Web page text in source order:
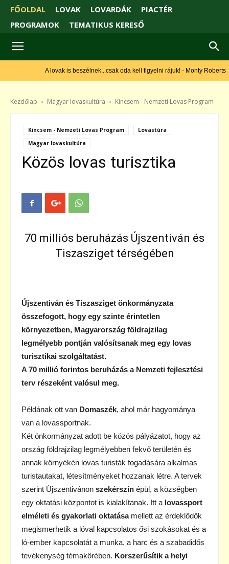
FŐOLDAL LOVAK LOVARDÁK
PIACTÉR
PROGRAMOK
TEMATIKUS KERESŐ
A lovak is beszélnek...csak oda kell figyelni rájuk! - Monty Roberts
Kezdőlap Magyar lovaskultúra Kincsem - Nemzeti Lovas Program
Kincsem - Nemzeti Lovas Program
Lovastúra
Magyar lovaskultúra
Közös lovas turisztika
70 milliós beruházás Újszentiván és
Tiszasziget térségében
Újszentiván és Tiszasziget önkormányzata
összefogott, hogy egy szinte érintetlen
környezetben, Magyarország földrajzilag
legmélyebb pontján valósítsanak meg egy lovas
turisztikai szolgáltatást.
A 70 millió forintos beruházás a Nemzeti fejlesztési
terv részeként valósul meg.
Példának ott van Domaszék, ahol már hagyománya
van a lovassportnak.
Két önkormányzat adott be közös pályázatot, hogy az
ország földrajzilag legmélyebben fekvő területén és
annak környékén lovas turisták fogadására alkalmas
turistautakat, létesítményeket hozzanak létre. A tervek
szerint Újszentivánon szekérszín épül, a községben
egy oktatási központot is kialakítanak. Itt a lovassport
elméleti és gyakorlati oktatásamellett az érdeklődők
megismerhetik a lóval kapcsolatos ősi szokásokat és a
ló-ember kapcsolatát a munka, a harc és a szabadidős
tevékenység témakörében. Korszerűsítik a helyi